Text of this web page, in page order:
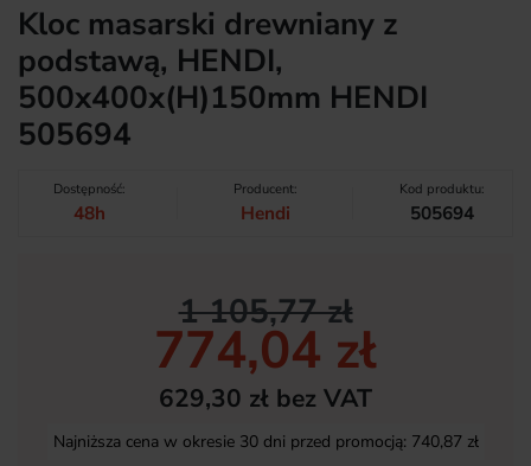
Kloc masarski drewniany z
podstawą, HENDI,
500x400x(H)150mm HENDI
505694
Dostępność:
48h
Producent:
Hendi
Kod produktu:
505694
1 105,77 zł
774,04 zł
629,30 zł bez VAT
Najniższa cena w okresie 30 dni przed promocją: 740,87 zł